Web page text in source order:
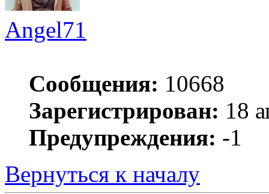
Angel71
Сообщения: 10668
Зарегистрирован: 18
Предупреждения: -1
Вернуться к началу